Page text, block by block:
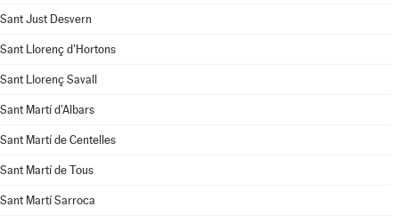
Sant Just Desvern
Sant Llorenç d'Hortons
Sant Llorenç Savall
Sant Martí d'Albars
Sant Martí de Centelles
Sant Martí de Tous
Sant Martí Sarroca